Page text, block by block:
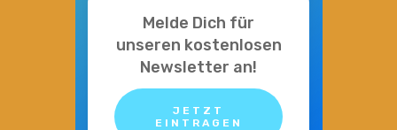
Melde Dich für
unseren kostenlosen
Newsletter an!
JETZT
EINTRAGEN